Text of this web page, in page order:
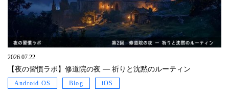
2026.07.22
【夜の習慣ラボ】修道院の夜 ― 祈りと沈黙のルーティン
Android OS Blog iOS